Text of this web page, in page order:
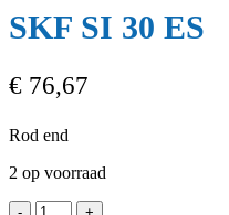
SKF SI 30 ES
€ 76,67
Rod end
2 op voorraad
SKF